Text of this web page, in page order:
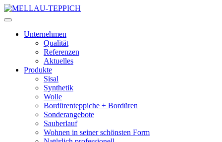
Unternehmen
Qualität
Referenzen
Aktuelles
Produkte
Sisal
Synthetik
Wolle
Bordürenteppiche + Bordüren
Sonderangebote
Sauberlauf
Wohnen in seiner schönsten Form